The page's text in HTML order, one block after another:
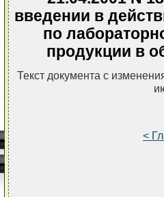
введении в
по
продукции в
Текст документа с
<